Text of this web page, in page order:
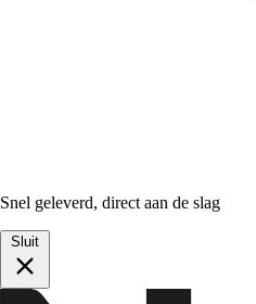
Snel geleverd, direct aan de slag
Sluit